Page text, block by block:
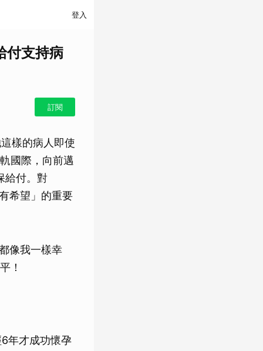
登入
付支持病
訂閱
樣的病人即使
國際，向前邁
給付。對
希望」的重要
像我一樣幸
！
年才成功懷孕